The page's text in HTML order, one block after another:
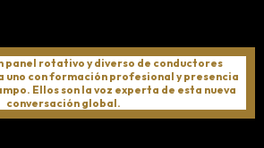
panel rotativo y diverso de conductores
uno con formación profesional y presencia
Ellos son la voz experta de esta nueva
conversación global.